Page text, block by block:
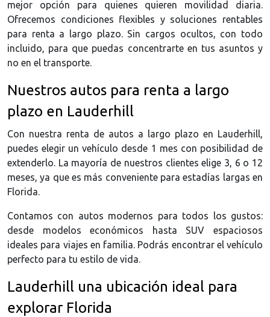
mejor opción para quienes quieren movilidad diaria.
Ofrecemos condiciones flexibles y soluciones rentables
para renta a largo plazo. Sin cargos ocultos, con todo
incluido, para que puedas concentrarte en tus asuntos y
no en el transporte.
Nuestros autos para renta a largo
plazo en Lauderhill
Con nuestra renta de autos a largo plazo en Lauderhill,
puedes elegir un vehículo desde 1 mes con posibilidad de
extenderlo. La mayoría de nuestros clientes elige 3, 6 o 12
meses, ya que es más conveniente para estadías largas en
Florida.
Contamos con autos modernos para todos los gustos:
desde modelos económicos hasta SUV espaciosos
ideales para viajes en familia. Podrás encontrar el vehículo
perfecto para tu estilo de vida.
Lauderhill una ubicación ideal para
explorar Florida